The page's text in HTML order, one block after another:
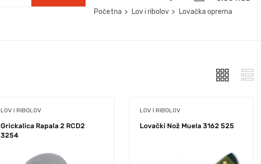
Početna Lov i ribolov
Lovačka oprema
LOV I RIBOLOV
Grickalica Rapala 2 RCD2
3254
LOV I RIBOLOV
Lovački Nož Muela 3162 525